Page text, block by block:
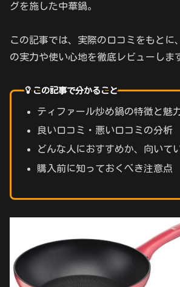
グを施した中華鍋。
この記事では、実際の口コミをもとに
の実力や使い心地を徹底レビューしま
この記事で分かること
ティファール炒め鍋の特徴と魅
良い口コミ・悪い口コミの分析
どんな人におすすめか、向いて
購入前に知っておくべき注意点